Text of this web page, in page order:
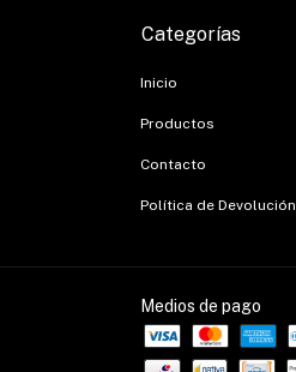
Categorías
Inicio
Productos
Contacto
Política de Devolución
Medios de pago